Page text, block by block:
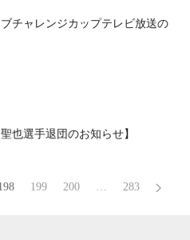
チャレンジカップテレビ放送の
也選手退団のお知らせ】
199 200 … 283